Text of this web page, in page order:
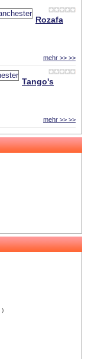
Rozafa
mehr >> >>
Tango's
mehr >> >>
)